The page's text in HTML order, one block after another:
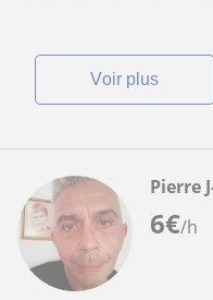
voir plus
6€/h
Pierre